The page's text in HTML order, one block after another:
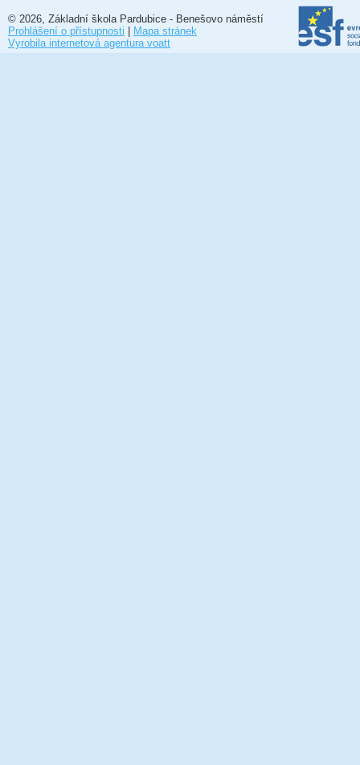
© 2026, Základní škola Pardubice - Benešovo náměstí
Prohlášení o přístupnosti | Mapa stránek
Vyrobila internetová agentura voatt